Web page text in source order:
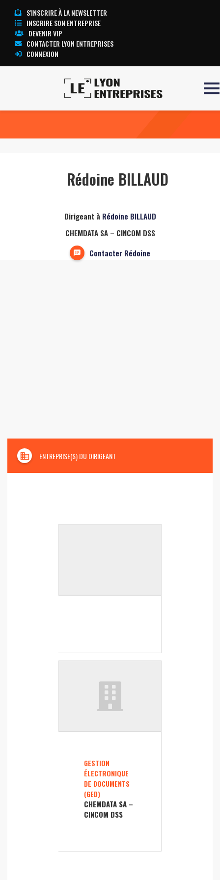
S'INSCRIRE À LA NEWSLETTER
INSCRIRE SON ENTREPRISE
DEVENIR VIP
CONTACTER LYON ENTREPRISES
CONNEXION
Rédoine BILLAUD
Dirigeant à Rédoine BILLAUD
CHEMDATA SA – CINCOM DSS
Contacter Rédoine
domain ENTREPRISE(S) DU DIRIGEANT
GESTION
ÉLECTRONIQUE
DE DOCUMENTS
(GED)
CHEMDATA SA –
CINCOM DSS